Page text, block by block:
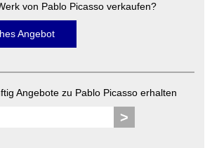
von Pablo Picasso verkaufen?
Angebot
Angebote zu Pablo Picasso erhalten
>